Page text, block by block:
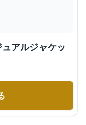
アルジャケッ